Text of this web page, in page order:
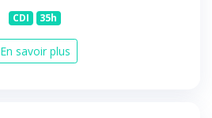
CDI 35h
En savoir plus